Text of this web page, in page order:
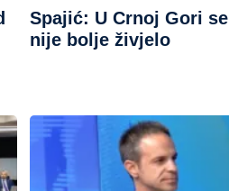
Spajić: U Crnoj Gori
nije bolje živjelo